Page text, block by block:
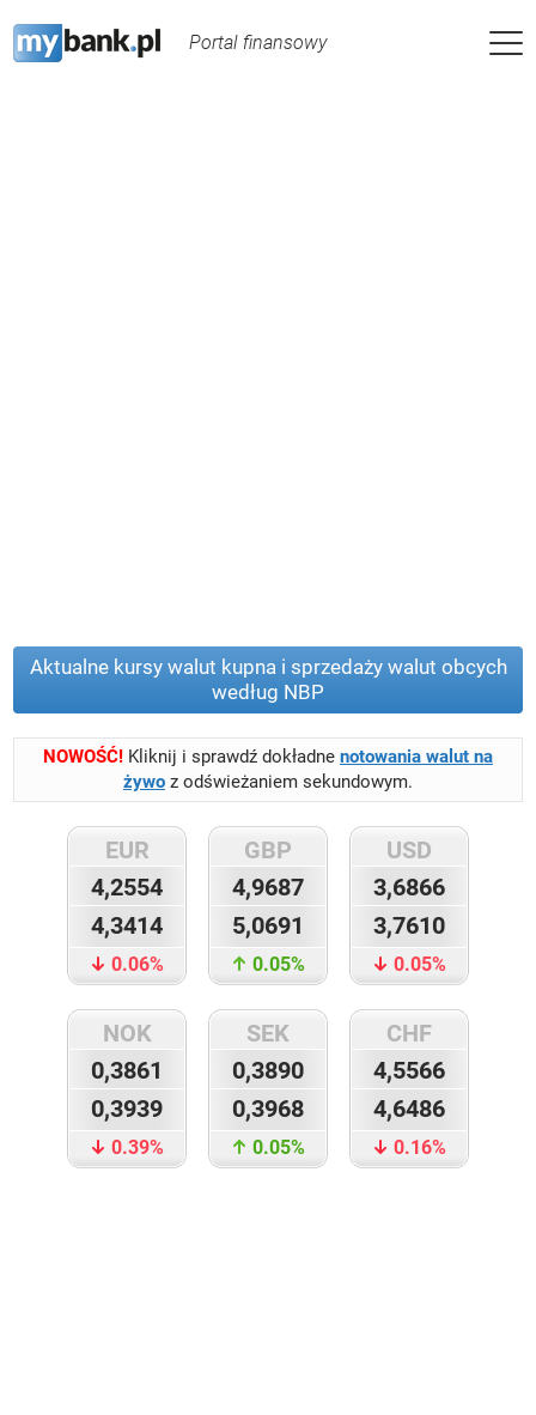
Portal finansowy
Aktualne kursy walut kupna i sprzedaży walut obcych
według NBP
NOWOŚĆ! Kliknij i sprawdź dokładne notowania walut na
żywo z odświeżaniem sekundowym.
EUR
4,2554
4,3414
0.06%
GBP
4,9687
5,0691
0.05%
USD
3,6866
3,7610
0.05%
NOK
0,3861
0,3939
0.39%
SEK
0,3890
0,3968
0.05%
CHF
4,5566
4,6486
0.16%